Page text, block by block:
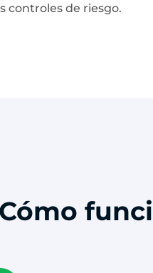
controles de riesgo.
Cómo